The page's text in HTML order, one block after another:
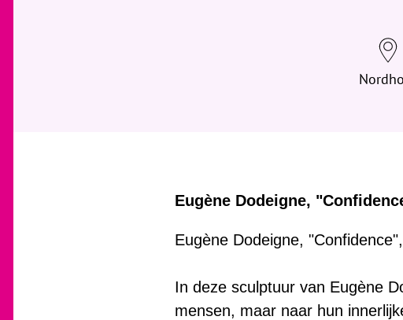
h
Eugène Dodeigne,
Eugène Dodeigne,
In deze sculptuur van Eugène
mensen, maar naar hun